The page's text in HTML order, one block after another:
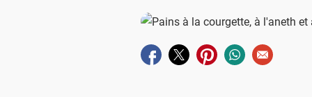
Partager sur facebook
Partager sur twitter
Partager sur pinterest
Partager sur
Envoyer à